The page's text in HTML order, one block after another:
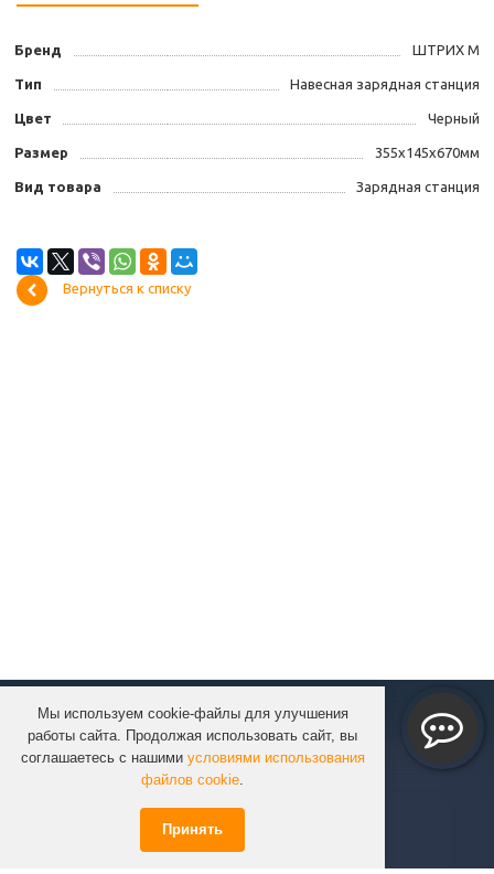
Мы используем cookie-файлы для улучшения
работы сайта. Продолжая использовать сайт, вы
соглашаетесь с нашими условиями использования
файлов cookie.
Принять
Бренд ШТРИХ М
Тип Навесная зарядная станция
Цвет Черный
Размер 355х145х670мм
Вид товара Зарядная станция
Вернуться к списку
КОМПАНИЯ
КАТАЛОГ
УСЛУГИ
ИНФОРМАЦИЯ